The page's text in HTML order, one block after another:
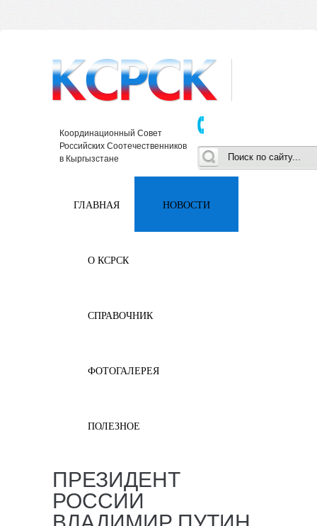
Координационный Совет
Российских Соотечественников
в Кыргызстане
ГЛАВНАЯ НОВОСТИ
О КСРСК
СПРАВОЧНИК
ФОТОГАЛЕРЕЯ
ПОЛЕЗНОЕ
ПРЕЗИДЕНТ
РОССИИ